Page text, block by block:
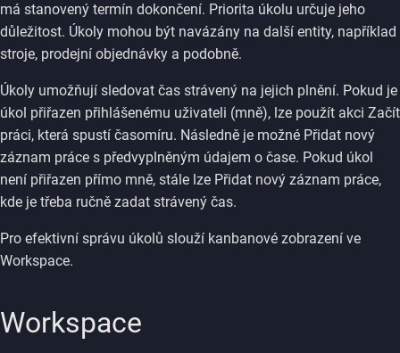
má stanovený termín dokončení. Priorita úkolu určuje jeho
důležitost. Úkoly mohou být navázány na další entity, například
stroje, prodejní objednávky a podobně.
Úkoly umožňují sledovat čas strávený na jejich plnění. Pokud je
úkol přiřazen přihlášenému uživateli (mně), lze použít akci Začít
práci, která spustí časomíru. Následně je možné Přidat nový
záznam práce s předvyplněným údajem o čase. Pokud úkol
není přiřazen přímo mně, stále lze Přidat nový záznam práce,
kde je třeba ručně zadat strávený čas.
Pro efektivní správu úkolů slouží kanbanové zobrazení ve
Workspace.
Workspace